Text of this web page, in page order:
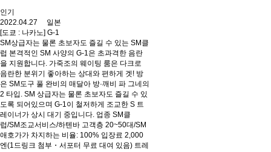
인기
2022.04.27 일본
[도쿄 : 나카노] G-1
SM상급자는 물론 초보자도 즐길 수 있는 SM클
럽 본격적인 SM 사양의 G-1은 초과격한 음란
을 지원합니다. 가죽조의 웨이팅 룸은 다크로
음란한 분위기 좋아하는 상대와 편하게 겟! 방
은 SM도구 풀 완비의 매달아 방·깨비 파 그네의
2 타입. SM 상급자는 물론 초보자도 즐길 수 있
도록 되어있으며 G-1이 철저하게 조교한 S 트
레이너가 상시 대기 중입니다. 업종 SM클
럽/SM조교서비스/하텐바 고객층 20~50대/SM
애호가가 차지하는 비율: 100% 입장료 2,000
엔(1드링크 첨부・서포터 무료 대여 있음) 트레